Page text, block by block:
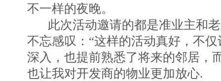
不一样的夜晚。
此次活动邀请的都是准业主和老
不忘感叹：“这样的活动真好，不
深入，也提前熟悉了将来的邻居，
也让我对开发商的物业更加放心.